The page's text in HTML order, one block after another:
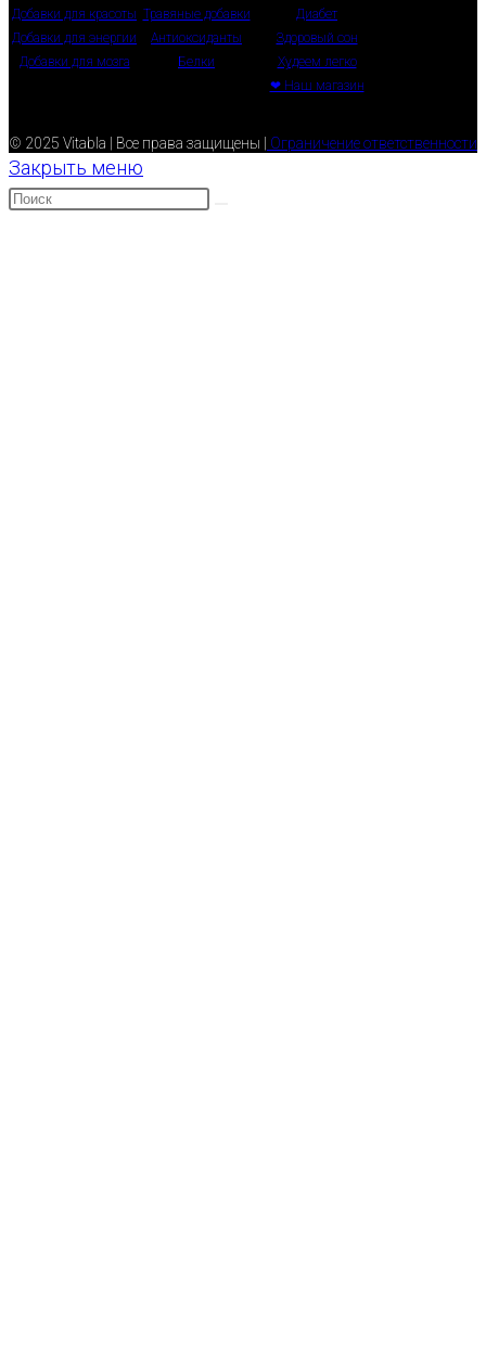
Добавки для красоты
Добавки для энергии
Добавки для мозга
Травяные добавки
Антиоксиданты
Белки
Диабет
Здоровый сон
Худеем легко
❤ Наш магазин
© 2025 Vitabla | Все права защищены | Ограничение ответственности
Закрыть меню